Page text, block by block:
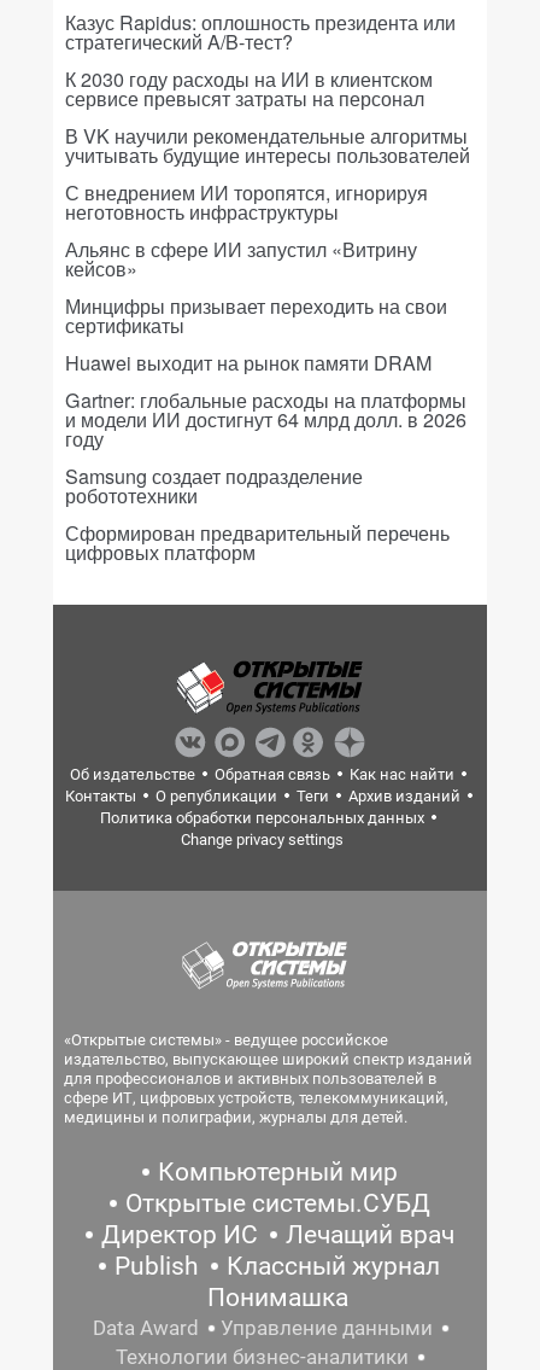
Казус Rapidus: оплошность президента или
стратегический A/B-тест?
К 2030 году расходы на ИИ в клиентском
сервисе превысят затраты на персонал
В VK научили рекомендательные алгоритмы
учитывать будущие интересы пользователей
С внедрением ИИ торопятся, игнорируя
неготовность инфраструктуры
Альянс в сфере ИИ запустил «Витрину
кейсов»
Минцифры призывает переходить на свои
сертификаты
Huawei выходит на рынок памяти DRAM
Gartner: глобальные расходы на платформы
и модели ИИ достигнут 64 млрд долл. в 2026
году
Samsung создает подразделение
робототехники
Сформирован предварительный перечень
цифровых платформ
Об издательстве Обратная связь
Как нас найти
Контакты
О републикации Теги
Архив изданий
Политика обработки персональных данных
Change privacy settings
«Открытые системы» - ведущее российское
издательство, выпускающее широкий спектр изданий
для профессионалов и активных пользователей в
сфере ИТ, цифровых устройств, телекоммуникаций,
медицины и полиграфии, журналы для детей.
Компьютерный мир
Открытые системы.СУБД
Директор ИС
Лечащий врач
Publish
Классный журнал
Понимашка
Data Award
Управление данными
Технологии бизнес-аналитики